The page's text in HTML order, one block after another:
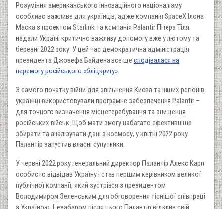
Розуміння американського інноваційного націоналізму
особливо важливе для українців, адже компанія SpaceX Ілона
Маска з проектом Starlink та компанія Palantir Пітера Тіля
надали Україні критично важливу допомогу вже у лютому та
березні 2022 року. У цей час демократична адміністрація
президента Джозефа Байдена все ще сподівалася на
перемогу російського «бліцкригу».
З самого початку війни для звільнення Києва та інших регіонів
українці використовували програмне забезпечення Palantir –
для точного визначення місцеперебування та знищення
російських військ. Щоб мати змогу набагато ефективніше
збирати та аналізувати дані з космосу, у квітні 2022 року
Палантір запустив власні супутники.
У червні 2022 року генеральний директор Палантір Алекс Карп
особисто відвідав Україну і став першим керівником великої
публічної компанії, який зустрівся з президентом
Володимиром Зеленським для обговорення тіснішої співпраці
з Україною. Незабаром після цього Палантір відкрив свій